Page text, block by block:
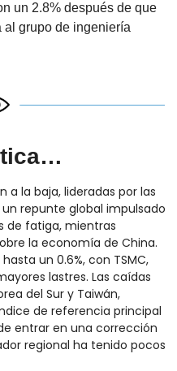
un 2.8% después de que
al grupo de ingeniería
a la baja, lideradas por las
repunte global impulsado
de fatiga, mientras
la economía de China.
un 0.6%, con TSMC,
lastres. Las caídas
del Sur y Taiwán,
de referencia principal
entrar en una corrección
regional ha tenido pocos